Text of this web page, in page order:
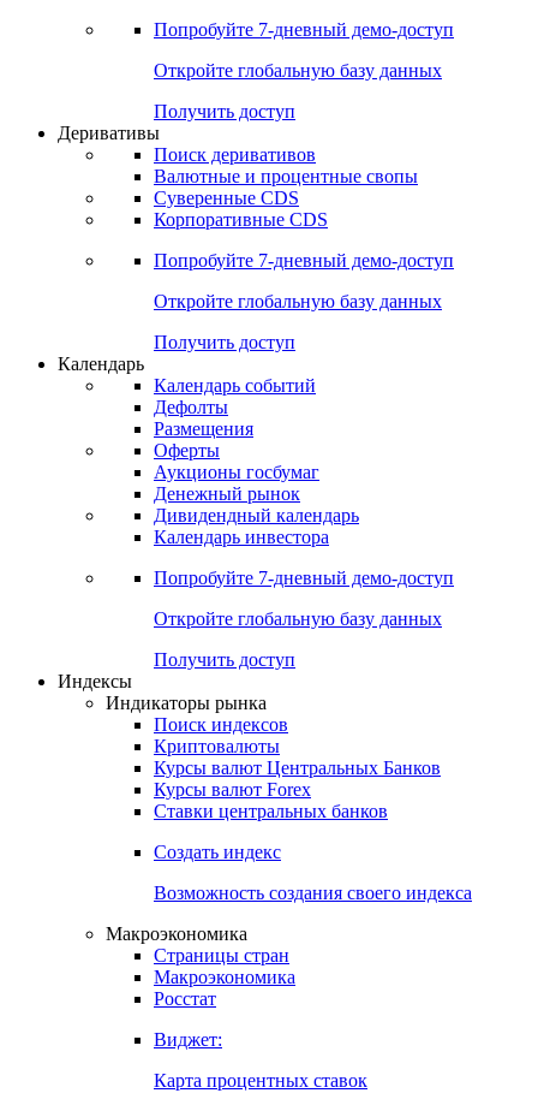
Попробуйте 7-дневный демо-доступ
Откройте глобальную базу данных
Получить доступ
Деривативы
Поиск деривативов
Валютные и процентные свопы
Суверенные CDS
Корпоративные CDS
Попробуйте 7-дневный демо-доступ
Откройте глобальную базу данных
Получить доступ
Календарь
Календарь событий
Дефолты
Размещения
Оферты
Аукционы госбумаг
Денежный рынок
Дивидендный календарь
Календарь инвестора
Попробуйте 7-дневный демо-доступ
Откройте глобальную базу данных
Получить доступ
Индексы
Индикаторы рынка
Поиск индексов
Криптовалюты
Курсы валют Центральных Банков
Курсы валют Forex
Ставки центральных банков
Создать индекс
Возможность создания своего индекса
Макроэкономика
Страницы стран
Макроэкономика
Росстат
Виджет:
Карта процентных ставок